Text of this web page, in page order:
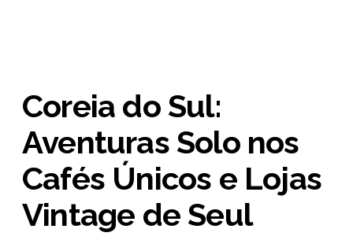
Coreia do Sul:
Aventuras Solo nos
Cafés Únicos e Lojas
Vintage de Seul